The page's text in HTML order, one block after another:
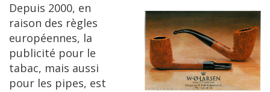
Depuis 2000, en
raison des règles
européennes, la
publicité pour le
tabac, mais aussi
pour les pipes, est